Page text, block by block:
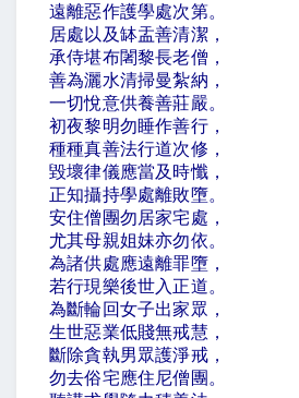
遠離惡作護學處次第。
居處以及缽盂善清潔，
承侍堪布闍黎長老僧，
善為灑水清掃曼紮納，
一切悅意供養善莊嚴。
初夜黎明勿睡作善行，
種種真善法行道次修，
毀壞律儀應當及時懺，
正知攝持學處離敗墮。
安住僧團勿居家宅處，
尤其母親姐妹亦勿依。
為諸供處應遠離罪墮，
若行現樂後世入正道。
為斷輪回女子出家眾，
生世惡業低賤無戒慧，
斷除貪執男眾護淨戒，
勿去俗宅應住尼僧團。